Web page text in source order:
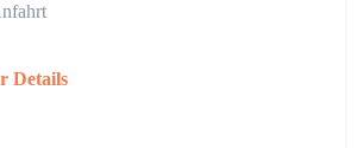
Details